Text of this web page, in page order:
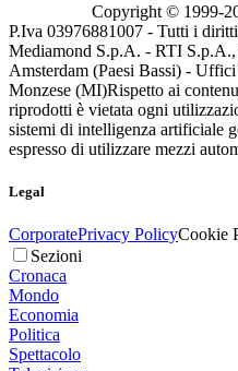
Copyright © 1999-
P.Iva 03976881007 - Tutti i
Mediamond S.p.A. - RTI S.p.A.,
Amsterdam (Paesi Bassi) -
Monzese (MI)Rispetto ai
riprodotti è vietata ogni
sistemi di intelligenza artificiale
espresso di utilizzare mezzi
Legal
CorporatePrivacy PolicyCookie
Sezioni
Cronaca
Mondo
Economia
Politica
Spettacolo